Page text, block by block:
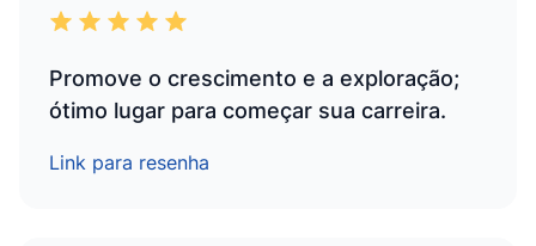
Promove o crescimento e a exploração;
ótimo lugar para começar sua carreira.
Link para resenha